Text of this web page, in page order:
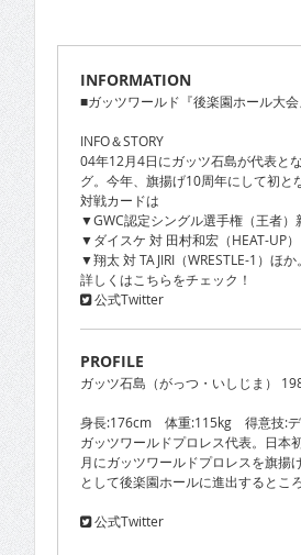
INFORMATION
■ガッツワールド『後楽園ホール大会
INFO＆STORY
04年12月4日にガッツ石島が代表と
グ。今年、旗揚げ10周年にして初と
対戦カードは
▼GWC認定シングル選手権（王者）
▼ダイスケ 対 田村和宏（HEAT-UP）
▼翔太 対 TAJIRI（WRESTLE-1）ほか。
詳しくはこちらをチェック！
公式Twitter
PROFILE
ガッツ石島（がっつ・いしじま）
身長:176cm 体重:115kg 得意技:デ
ガッツワールドプロレス代表。日本
月にガッツワールドプロレスを旗揚
として後楽園ホールに進出するとこ
公式Twitter